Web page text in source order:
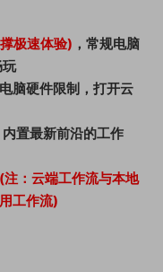
极速体验) ，常规电脑
脑硬件限制，打开云
置最新前沿的工作
(注：云端工作流与本地
工作流)